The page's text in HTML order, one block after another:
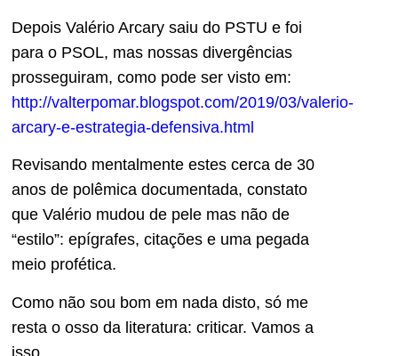
Depois Valério Arcary saiu do PSTU e foi
para o PSOL, mas nossas divergências
prosseguiram, como pode ser visto em:
http://valterpomar.blogspot.com/2019/03/valerio-
arcary-e-estrategia-defensiva.html
Revisando mentalmente estes cerca de 30
anos de polêmica documentada, constato
que Valério mudou de pele mas não de
“estilo”: epígrafes, citações e uma pegada
meio profética.
Como não sou bom em nada disto, só me
resta o osso da literatura: criticar. Vamos a
isso.